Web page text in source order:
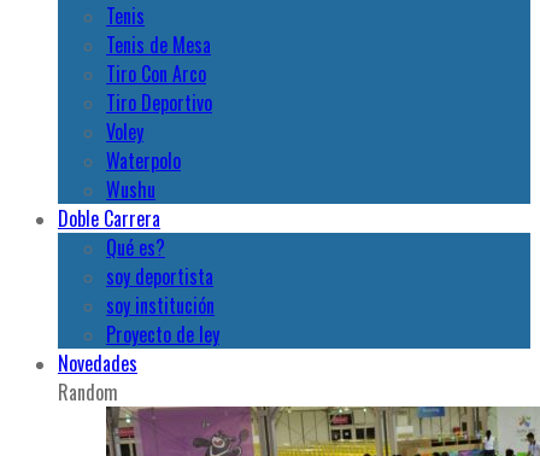
Tenis
Tenis de Mesa
Tiro Con Arco
Tiro Deportivo
Voley
Waterpolo
Wushu
Doble Carrera
Qué es?
soy deportista
soy institución
Proyecto de ley
Novedades
Random